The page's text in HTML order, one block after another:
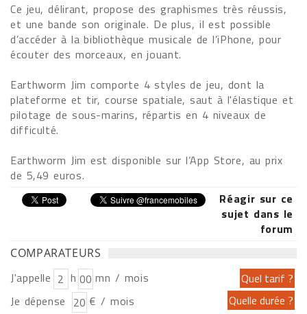
Ce jeu, délirant, propose des graphismes très réussis,
et une bande son originale. De plus, il est possible
d’accéder à la bibliothèque musicale de l’iPhone, pour
écouter des morceaux, en jouant.
Earthworm Jim comporte 4 styles de jeu, dont la
plateforme et tir, course spatiale, saut à l'élastique et
pilotage de sous-marins, répartis en 4 niveaux de
difficulté.
Earthworm Jim est disponible sur l’App Store, au prix
de 5,49 euros.
Réagir sur ce
sujet dans le
forum
COMPARATEURS
J'appelle h
mn / mois
Je dépense
€ / mois